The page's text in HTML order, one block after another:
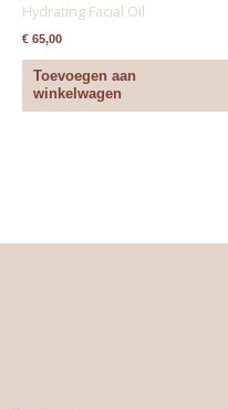
Hydrating Facial Oil
€65,00
Toevoegen aan
winkelwagen